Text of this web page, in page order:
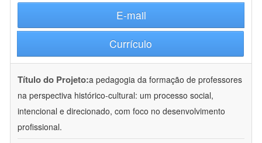
E-mail
Currículo
Título do Projeto:a pedagogia da formação de professores
na perspectiva histórico-cultural: um processo social,
intencional e direcionado, com foco no desenvolvimento
profissional.